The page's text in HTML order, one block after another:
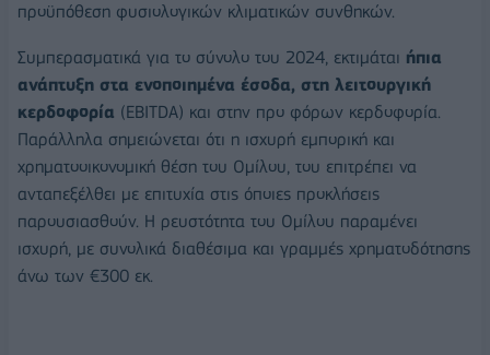
προϋπόθεση φυσιολογικών κλιματικών συνθηκών.
Συμπερασματικά για το σύνολο του 2024, εκτιμάται ήπια
ανάπτυξη στα ενοποιημένα έσοδα, στη λειτουργική
κερδοφορία (EBITDA) και στην προ φόρων κερδοφορία.
Παράλληλα σημειώνεται ότι η ισχυρή εμπορική και
χρηματοοικονομική θέση του Ομίλου, του επιτρέπει να
ανταπεξέλθει με επιτυχία στις όποιες προκλήσεις
παρουσιασθούν. H ρευστότητα του Ομίλου παραμένει
ισχυρή, με συνολικά διαθέσιμα και γραμμές χρηματοδότησης
άνω των €300 εκ.